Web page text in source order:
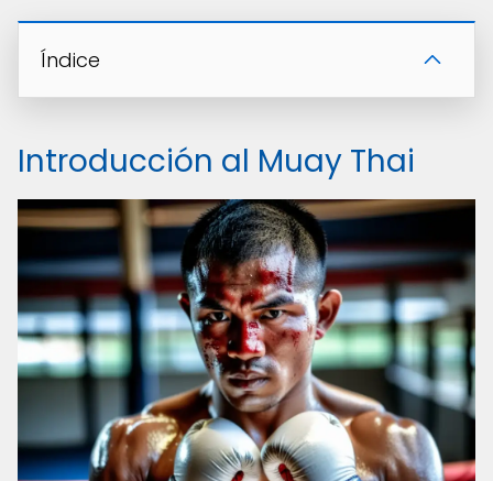
Índice
Introducción al Muay Thai